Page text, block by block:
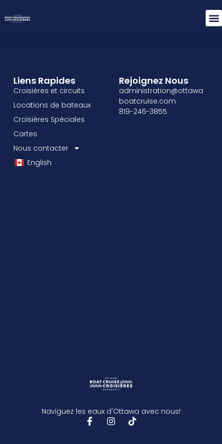
Naviguez les eaux d'Ottawa avec nous!
Liens Rapides
Croisières et circuits
Locations de bateaux
Croisières Spéciales
Cartes
Nous contacter
English
Rejoignez Nous
administration@ottawa
boatcruise.com
819-246-3855